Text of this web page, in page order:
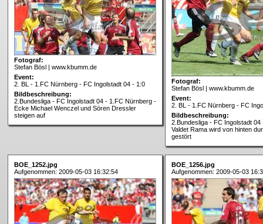
Fotograf:
Stefan Bösl | www.kbumm.de
Event:
2. BL - 1.FC Nürnberg - FC Ingolstadt 04 - 1:0
Bildbeschreibung:
2.Bundesliga - FC Ingolstadt 04 - 1.FC Nürnberg -
Ecke Michael Wenczel und Sören Dressler
steigen auf
Fotograf:
Stefan Bösl | www.kbumm.de
Event:
2. BL - 1.FC Nürnberg - FC
Bildbeschreibung:
2.Bundesliga - FC Ingolstadt
Valdet Rama wird von hinten
gestört
BOE_1252.jpg
Aufgenommen: 2009-05-03 16:32:54
BOE_1256.jpg
Aufgenommen: 2009-05-03